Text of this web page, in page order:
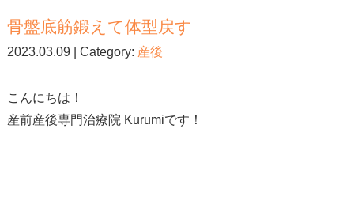
骨盤底筋鍛えて体型戻す
2023.03.09 | Category: 産後
こんにちは！
産前産後専門治療院 Kurumiです！